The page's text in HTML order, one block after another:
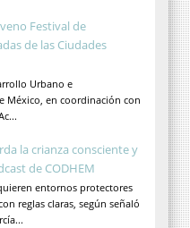
Festival de
de las Ciudades
Urbano e
México, en coordinación con
la crianza consciente y
de CODHEM
entornos protectores
reglas claras, según señaló